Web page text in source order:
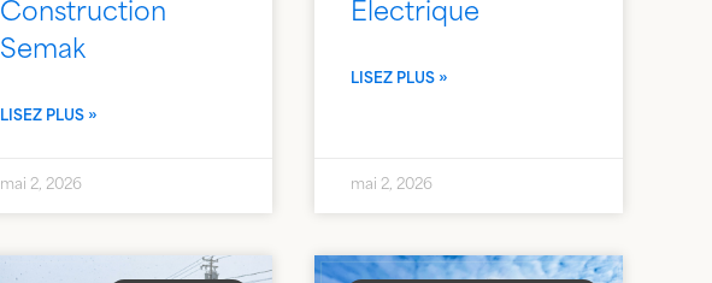
Construction
Semak
LISEZ PLUS »
mai 2, 2026
Électrique
LISEZ PLUS »
mai 2, 2026